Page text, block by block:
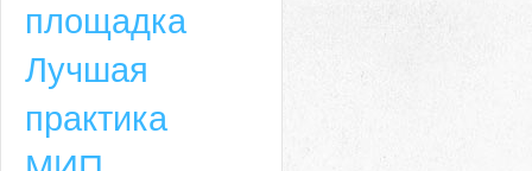
площадка
Лучшая
практика